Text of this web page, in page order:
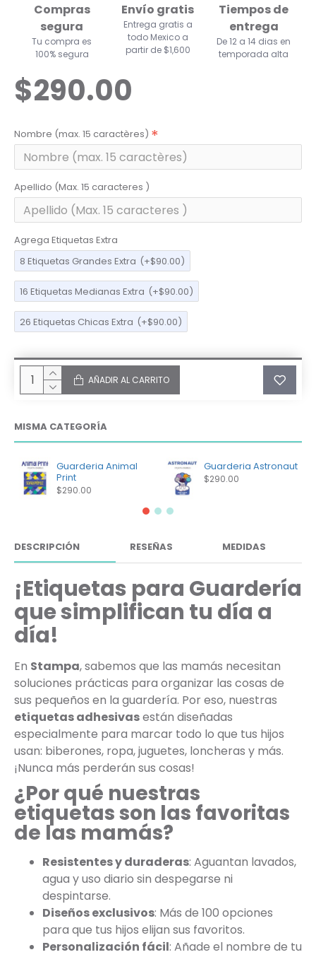
Compras
segura
Tu compra es
100% segura
Envío gratis
Entrega gratis a
todo Mexico a
partir de $1,600
Tiempos de
entrega
De 12 a 14 dias en
temporada alta
$290.00
Nombre (max. 15 caractères)
Apellido (Max. 15 caracteres )
Agrega Etiquetas Extra
8 Etiquetas Grandes Extra (+$90.00)
16 Etiquetas Medianas Extra (+$90.00)
26 Etiquetas Chicas Extra (+$90.00)
AÑADIR AL CARRITO
MISMA CATEGORÍA
Guarderia Animal
Print
$290.00
Guarderia Astronaut
$290.00
DESCRIPCIÓN RESEÑAS MEDIDAS
¡Etiquetas para Guardería
que simplifican tu día a
día!
En Stampa, sabemos que las mamás necesitan
soluciones prácticas para organizar las cosas de
sus pequeños en la guardería. Por eso, nuestras
etiquetas adhesivasestán diseñadas
especialmente para marcar todo lo que tus hijos
usan: biberones, ropa, juguetes, loncheras y más.
¡Nunca más perderán sus cosas!
¿Por qué nuestras
etiquetas son las favoritas
de las mamás?
Resistentes y duraderas: Aguantan lavados,
agua y uso diario sin despegarse ni
despintarse.
Diseños exclusivos: Más de 100 opciones
para que tus hijos elijan sus favoritos.
Personalización fácil: Añade el nombre de tu